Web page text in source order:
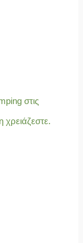
στις
χρειάζεστε.